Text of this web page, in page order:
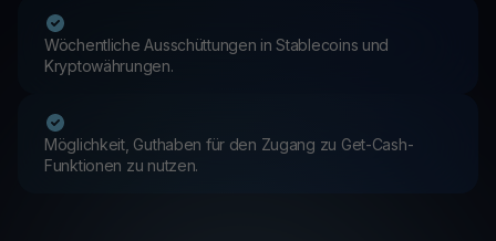
Wöchentliche Ausschüttungen in Stablecoins und
Kryptowährungen.
Möglichkeit, Guthaben für den Zugang zu Get-Cash-
Funktionen zu nutzen.